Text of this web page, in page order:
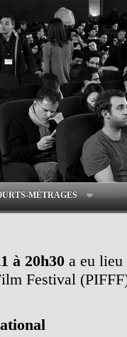
MÉTRAGES
à 20h30 a eu lieu
Festival